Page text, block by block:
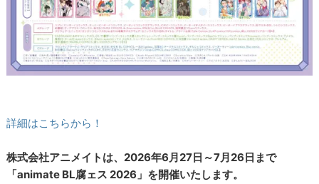
詳細はこちらから！
株式会社アニメイトは、2026年6月27日～7月26日まで
「animate BL腐ェス 2026」を開催いたします。